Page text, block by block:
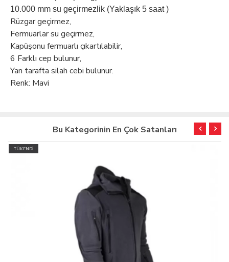
10.000 mm su geçirmezlik (Yaklaşık 5 saat )
Rüzgar geçirmez,
Fermuarlar su geçirmez,
Kapüşonu fermuarlı çıkartılabilir,
6 Farklı cep bulunur,
Yan tarafta silah cebi bulunur.
Renk: Mavi
Bu Kategorinin En Çok Satanları
TÜKENDİ